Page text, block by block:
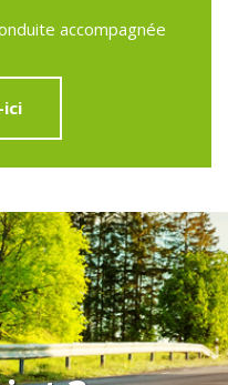
accompagnée
ici